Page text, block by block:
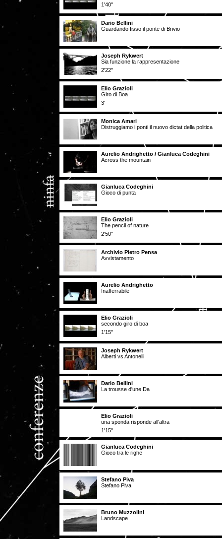
1'40"
Dario Bellini
Guardando fisso il ponte di Brivio
Joseph Rykwert
Sia funzione la rappresentazione
2'22''
Elio Grazioli
Giro di Boa
3'
Monica Amari
Distruggiamo i ponti il nuovo dictat della politica
Aurelio Andrighetto / Gianluca Codeghini
Across the mountain
Gianluca Codeghini
Gioco di punta
Elio Grazioli
The pencil of nature
2'50"
Archivio Pietro Pensa
Avvistamento
Aurelio Andrighetto
Inafferrabile
Elio Grazioli
secondo giro di boa
1'15"
Joseph Rykwert
Alberti vs Antonelli
Dario Bellini
La trousse d'une Da
Elio Grazioli
una sponda risponde all'altra
1'15"
Gianluca Codeghini
Gioco tra le righe
Stefano Piva
Stefano Piva
Bruno Muzzolini
Landscape